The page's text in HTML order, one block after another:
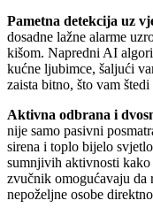
Pametna detekcija uz
dosadne lažne alarme
kišom. Napredni AI
kućne ljubimce, šaljući
zaista bitno, što vam
Aktivna odbrana i
nije samo pasivni
sirena i toplo bijelo
sumnjivih aktivnosti
zvučnik omogućavaju da
nepoželjne osobe